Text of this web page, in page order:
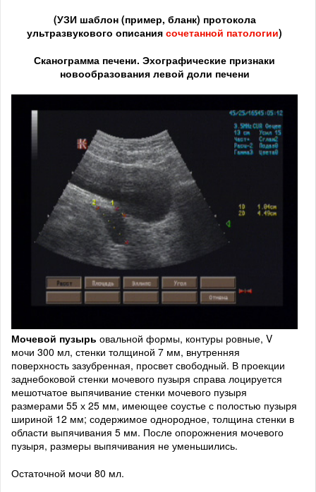
(УЗИ шаблон (пример, бланк) протокола
ультразвукового описания сочетанной патологии)
Сканограмма печени. Эхографические признаки
новообразования левой доли печени
Мочевой пузырь овальной формы, контуры ровные, V
мочи 300 мл, стенки толщиной 7 мм, внутренняя
поверхность зазубренная, просвет свободный. В проекции
заднебоковой стенки мочевого пузыря справа лоцируется
мешотчатое выпячивание стенки мочевого пузыря
размерами 55 х 25 мм, имеющее соустье с полостью пузыря
шириной 12 мм; содержимое однородное, толщина стенки в
области выпячивания 5 мм. После опорожнения мочевого
пузыря, размеры выпячивания не уменьшились.
Остаточной мочи 80 мл.